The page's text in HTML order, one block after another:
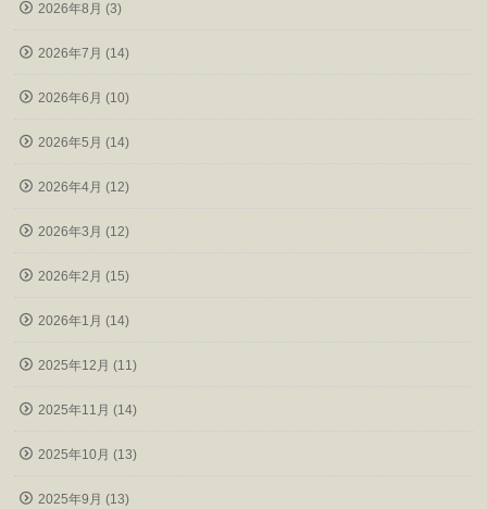
2026年8月 (3)
2026年7月 (14)
2026年6月 (10)
2026年5月 (14)
2026年4月 (12)
2026年3月 (12)
2026年2月 (15)
2026年1月 (14)
2025年12月 (11)
2025年11月 (14)
2025年10月 (13)
2025年9月 (13)